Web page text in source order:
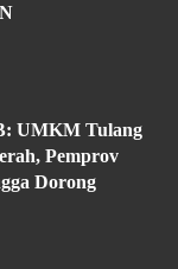
UMKM Tulang
Pemprov
Dorong